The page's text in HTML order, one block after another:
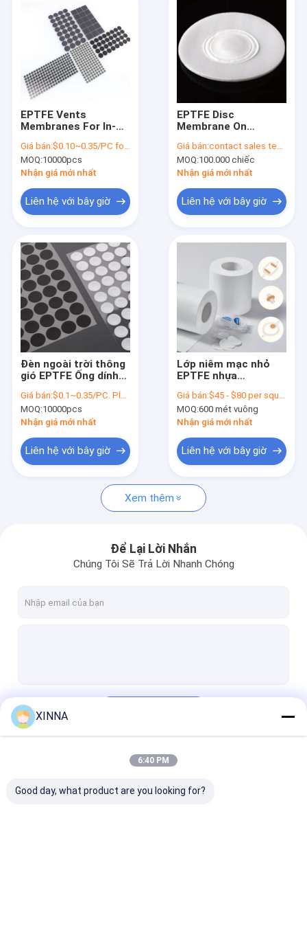
Sản phẩm
Video
Về chúng tôi
Tham quan nhà máy
Liên hệ chúng tôi
Yêu cầu báo giá
Bộ lọc IV trực tuyến
Bộ lọc đĩa màng
Màn PEV
Bạch cầu PP
EPTFE Vents
Membranes For In-
3000ml/min/cm2@7kPa
Hydrophobic IP67/68
And Oil Repellent
Giá bán:$0.10~0.35/PC for price , contact our sales team
MOQ:10000pcs
Nhận giá mới nhất
Liên hệ với bây giờ
EPTFE Disc
Membrane On
Plug For Industrial
Chemicals Packing
(Membran đĩa EPTFE
nút cắm cho bao bì
hóa chất công
Giá bán:contact sales team
MOQ:100.000 chiếc
Nhận giá mới nhất
Liên hệ với bây giờ
Đèn ngoài trời thông
gió EPTFE Ống dính
Oleophobic
Giá bán:$0.1~0.35/PC. Please contact sales for actual price
MOQ:10000pcs
Nhận giá mới nhất
Liên hệ với bây giờ
Lớp niêm mạc nhỏ
EPTFE nhựa
lớp hỗ trợ PP hoặc
PET cho sử dụng y tế
Giá bán:$45 - $80 per square meter
MOQ:600 mét vuông
Nhận giá mới nhất
Liên hệ với bây giờ
Xem thêm
Để Lại Lời Nhắn
Chúng Tôi Sẽ Trả Lời Nhanh Chóng
Danh Mục Của Chúng Tôi
XINNA
6:40 PM
Good day, what product are you looking for?